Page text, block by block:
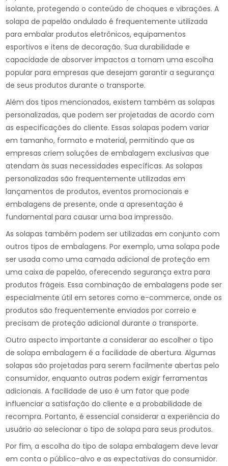
isolante, protegendo o conteúdo de choques e vibrações. A
solapa de papelão ondulado é frequentemente utilizada
para embalar produtos eletrônicos, equipamentos
esportivos e itens de decoração. Sua durabilidade e
capacidade de absorver impactos a tornam uma escolha
popular para empresas que desejam garantir a segurança
de seus produtos durante o transporte.
Além dos tipos mencionados, existem também as solapas
personalizadas, que podem ser projetadas de acordo com
as especificações do cliente. Essas solapas podem variar
em tamanho, formato e material, permitindo que as
empresas criem soluções de embalagem exclusivas que
atendam às suas necessidades específicas. As solapas
personalizadas são frequentemente utilizadas em
lançamentos de produtos, eventos promocionais e
embalagens de presente, onde a apresentação é
fundamental para causar uma boa impressão.
As solapas também podem ser utilizadas em conjunto com
outros tipos de embalagens. Por exemplo, uma solapa pode
ser usada como uma camada adicional de proteção em
uma caixa de papelão, oferecendo segurança extra para
produtos frágeis. Essa combinação de embalagens pode ser
especialmente útil em setores como e-commerce, onde os
produtos são frequentemente enviados por correio e
precisam de proteção adicional durante o transporte.
Outro aspecto importante a considerar ao escolher o tipo
de solapa embalagem é a facilidade de abertura. Algumas
solapas são projetadas para serem facilmente abertas pelo
consumidor, enquanto outras podem exigir ferramentas
adicionais. A facilidade de uso é um fator que pode
influenciar a satisfação do cliente e a probabilidade de
recompra. Portanto, é essencial considerar a experiência do
usuário ao selecionar o tipo de solapa para seus produtos.
Por fim, a escolha do tipo de solapa embalagem deve levar
em conta o público-alvo e as expectativas do consumidor.